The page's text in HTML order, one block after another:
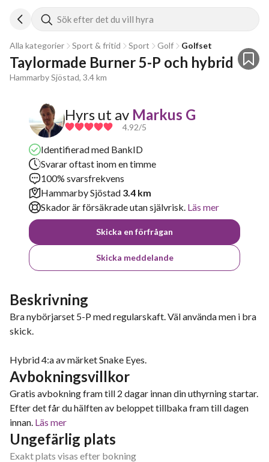
Sök efter det du vill hyra
Alla kategorier Sport & fritid Sport Golf Golfset
Taylormade Burner 5-P och hybrid
Hammarby Sjöstad, 3.4 km
Hyrs ut av Markus G
4.92/5
Identifierad med BankID
Svarar oftast inom en timme
100% svarsfrekvens
Hammarby Sjöstad 3.4 km
Skador är försäkrade utan självrisk. Läs mer
Skicka en förfrågan
Skicka meddelande
Beskrivning
Bra nybörjarset 5-P med regularskaft. Väl använda men i bra
skick.
Hybrid 4:a av märket Snake Eyes.
Avbokningsvillkor
Gratis avbokning fram till 2 dagar innan din uthyrning startar.
Efter det får du hälften av beloppet tillbaka fram till dagen
innan. Läs mer
Ungefärlig plats
Exakt plats visas efter bokning